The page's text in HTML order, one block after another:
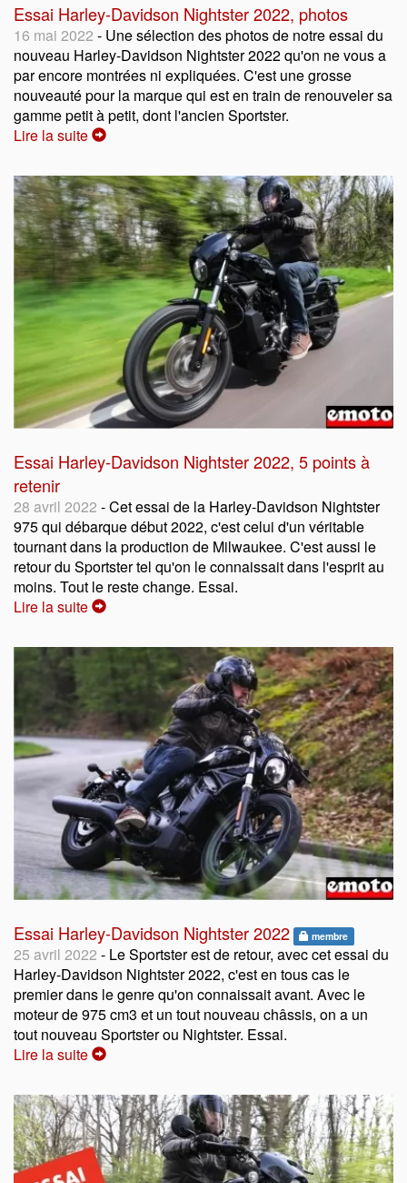
Essai Harley-Davidson Nightster 2022, photos
16 mai 2022 - Une sélection des photos de notre essai du
nouveau Harley-Davidson Nightster 2022 qu'on ne vous a
par encore montrées ni expliquées. C'est une grosse
nouveauté pour la marque qui est en train de renouveler sa
gamme petit à petit, dont l'ancien Sportster.
Lire la suite
Essai Harley-Davidson Nightster 2022, 5 points à
retenir
28 avril 2022 - Cet essai de la Harley-Davidson Nightster
975 qui débarque début 2022, c'est celui d'un véritable
tournant dans la production de Milwaukee. C'est aussi le
retour du Sportster tel qu'on le connaissait dans l'esprit au
moins. Tout le reste change. Essai.
Lire la suite
Essai Harley-Davidson Nightster 2022 membre
25 avril 2022 - Le Sportster est de retour, avec cet essai du
Harley-Davidson Nightster 2022, c'est en tous cas le
premier dans le genre qu'on connaissait avant. Avec le
moteur de 975 cm3 et un tout nouveau châssis, on a un
tout nouveau Sportster ou Nightster. Essai.
Lire la suite